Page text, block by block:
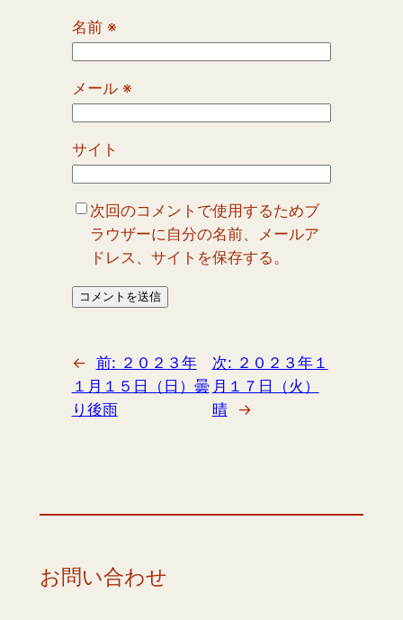
名前 ※
メール ※
サイト
次回のコメントで使用するためブ
ラウザーに自分の名前、メールア
ドレス、サイトを保存する。
← 前: ２０２３年
１月１５日（日）曇
り後雨
次: ２０２３年１
月１７日（火）
晴
→
お問い合わせ